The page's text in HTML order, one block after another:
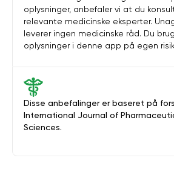
Disse anbefalinger er baseret på
International Journal of
Sciences.
oplysninger, anbefaler vi at du
relevante medicinske eksperter.
leverer ingen medicinske råd. Du
oplysninger i denne app på egen